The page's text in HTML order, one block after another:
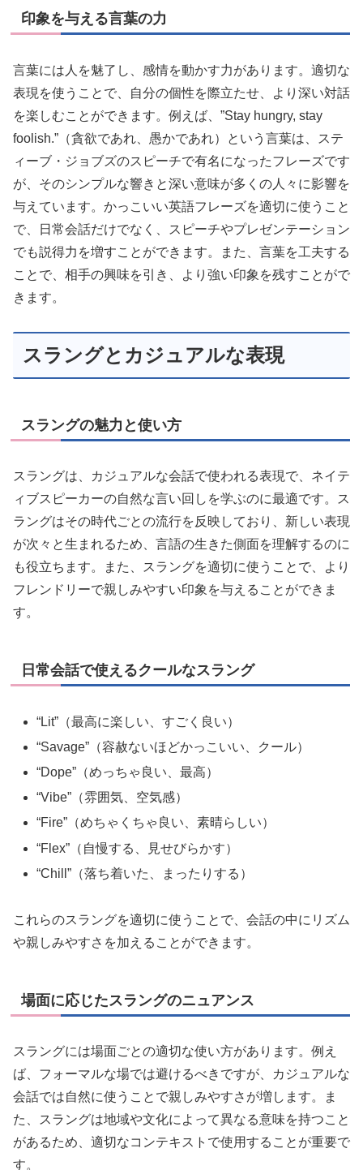
印象を与える言葉の力
言葉には人を魅了し、感情を動かす力があります。適切な
表現を使うことで、自分の個性を際立たせ、より深い対話
を楽しむことができます。例えば、”Stay hungry, stay
foolish.”（貪欲であれ、愚かであれ）という言葉は、ステ
ィーブ・ジョブズのスピーチで有名になったフレーズです
が、そのシンプルな響きと深い意味が多くの人々に影響を
与えています。かっこいい英語フレーズを適切に使うこと
で、日常会話だけでなく、スピーチやプレゼンテーション
でも説得力を増すことができます。また、言葉を工夫する
ことで、相手の興味を引き、より強い印象を残すことがで
きます。
スラングとカジュアルな表現
スラングの魅力と使い方
スラングは、カジュアルな会話で使われる表現で、ネイテ
ィブスピーカーの自然な言い回しを学ぶのに最適です。ス
ラングはその時代ごとの流行を反映しており、新しい表現
が次々と生まれるため、言語の生きた側面を理解するのに
も役立ちます。また、スラングを適切に使うことで、より
フレンドリーで親しみやすい印象を与えることができま
す。
日常会話で使えるクールなスラング
“Lit”（最高に楽しい、すごく良い）
“Savage”（容赦ないほどかっこいい、クール）
“Dope”（めっちゃ良い、最高）
“Vibe”（雰囲気、空気感）
“Fire”（めちゃくちゃ良い、素晴らしい）
“Flex”（自慢する、見せびらかす）
“Chill”（落ち着いた、まったりする）
これらのスラングを適切に使うことで、会話の中にリズム
や親しみやすさを加えることができます。
場面に応じたスラングのニュアンス
スラングには場面ごとの適切な使い方があります。例え
ば、フォーマルな場では避けるべきですが、カジュアルな
会話では自然に使うことで親しみやすさが増します。ま
た、スラングは地域や文化によって異なる意味を持つこと
があるため、適切なコンテキストで使用することが重要で
す。